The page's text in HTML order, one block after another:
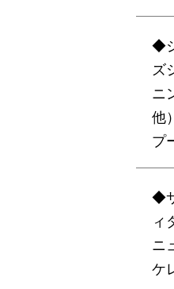
◆
ズ
ニ
他
プ
◆
ィ
ニ
ケ